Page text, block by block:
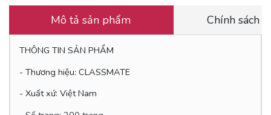
Mô tả sản phẩm Chính sách
THÔNG TIN SẢN PHẨM
- Thương hiệu: CLASSMATE
- Xuất xứ: Việt Nam